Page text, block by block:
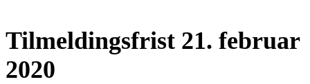
Tilmeldingsfrist 21. februar
2020